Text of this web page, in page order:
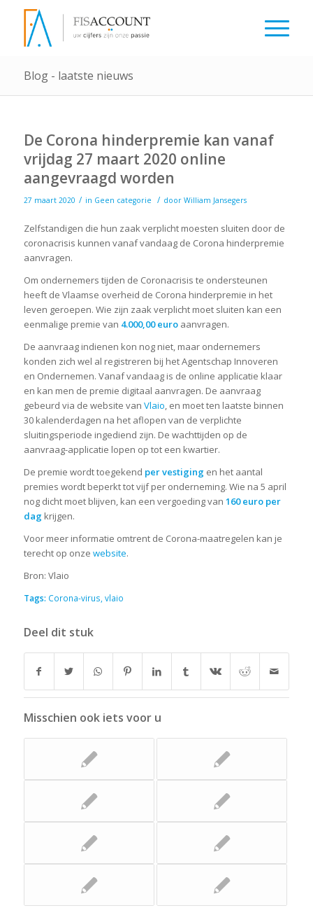
Blog - laatste nieuws
De Corona hinderpremie kan vanaf
vrijdag 27 maart 2020 online
aangevraagd worden
27 maart 2020 / in Geen categorie / door William Jansegers
Zelfstandigen die hun zaak verplicht moesten sluiten door de
coronacrisis kunnen vanaf vandaag de Corona hinderpremie
aanvragen.
Om ondernemers tijden de Coronacrisis te ondersteunen
heeft de Vlaamse overheid de Corona hinderpremie in het
leven geroepen. Wie zijn zaak verplicht moet sluiten kan een
eenmalige premie van 4.000,00 euroaanvragen.
De aanvraag indienen kon nog niet, maar ondernemers
konden zich wel al registreren bij het Agentschap Innoveren
en Ondernemen. Vanaf vandaag is de online applicatie klaar
en kan men de premie digitaal aanvragen. De aanvraag
gebeurd via de website van Vlaio, en moet ten laatste binnen
30 kalenderdagen na het aflopen van de verplichte
sluitingsperiode ingediend zijn. De wachttijden op de
aanvraag-applicatie lopen op tot een kwartier.
De premie wordt toegekend per vestigingen het aantal
premies wordt beperkt tot vijf per onderneming. Wie na 5 april
nog dicht moet blijven, kan een vergoeding van 160 euro per
dagkrijgen.
Voor meer informatie omtrent de Corona-maatregelen kan je
terecht op onze website.
Bron: Vlaio
Tags: Corona-virus, vlaio
Deel dit stuk
Misschien ook iets voor u